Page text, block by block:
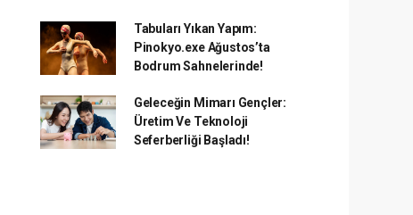
Tabuları Yıkan Yapım:
Pinokyo.exe Ağustos’ta
Bodrum Sahnelerinde!
Geleceğin Mimarı Gençler:
Üretim Ve Teknoloji
Seferberliği Başladı!